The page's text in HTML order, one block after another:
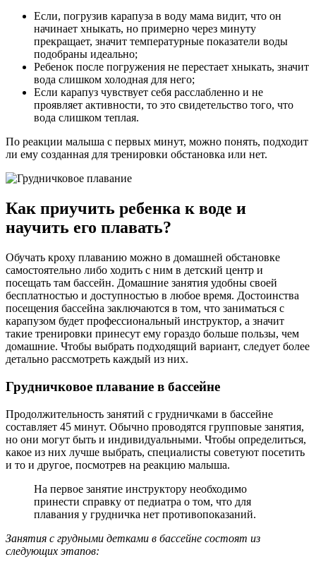
Если, погрузив карапуза в воду мама видит, что он
начинает хныкать, но примерно через минуту
прекращает, значит температурные показатели воды
подобраны идеально;
Ребенок после погружения не перестает хныкать, значит
вода слишком холодная для него;
Если карапуз чувствует себя расслабленно и не
проявляет активности, то это свидетельство того, что
вода слишком теплая.
По реакции малыша с первых минут, можно понять, подходит
ли ему созданная для тренировки обстановка или нет.
Как приучить ребенка к воде и
научить его плавать?
Обучать кроху плаванию можно в домашней обстановке
самостоятельно либо ходить с ним в детский центр и
посещать там бассейн. Домашние занятия удобны своей
бесплатностью и доступностью в любое время. Достоинства
посещения бассейна заключаются в том, что заниматься с
карапузом будет профессиональный инструктор, а значит
такие тренировки принесут ему гораздо больше пользы, чем
домашние. Чтобы выбрать подходящий вариант, следует более
детально рассмотреть каждый из них.
Грудничковое плавание в бассейне
Продолжительность занятий с грудничками в бассейне
составляет 45 минут. Обычно проводятся групповые занятия,
но они могут быть и индивидуальными. Чтобы определиться,
какое из них лучше выбрать, специалисты советуют посетить
и то и другое, посмотрев на реакцию малыша.
На первое занятие инструктору необходимо
принести справку от педиатра о том, что для
плавания у грудничка нет противопоказаний.
Занятия с грудными детками в бассейне состоят из
следующих этапов: